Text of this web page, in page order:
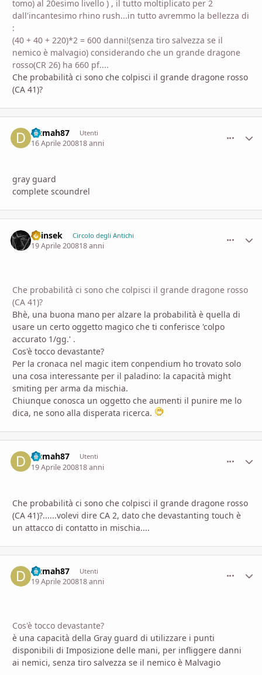
tomo) al 20esimo livello ) , il tutto moltiplicato per 2
dall'incantesimo rhino rush...in tutto avremmo la bellezza di
:
(40 + 40 + 220)*2 = 600 danni!(senza tiro salvezza se il
nemico è malvagio) considerando che un grande dragone
rosso(CR 26) ha 660 pf....
Che probabilità ci sono che colpisci il grande dragone rosso
(CA 41)?
Dumah87 Utenti
16 Aprile 200818 anni
gray guard
complete scoundrel
Shinsek Circolo degli Antichi
19 Aprile 200818 anni
Che probabilità ci sono che colpisci il grande dragone rosso
(CA 41)?
Bhè, una buona mano per alzare la probabilità è quella di
usare un certo oggetto magico che ti conferisce 'colpo
accurato 1/gg.' .
Cos'è tocco devastante?
Per la cronaca nel magic item conpendium ho trovato solo
una cosa interessante per il paladino: la capacità might
smiting per arma da mischia.
Chiunque conosca un oggetto che aumenti il punire me lo
dica, ne sono alla disperata ricerca.
Dumah87 Utenti
19 Aprile 200818 anni
Che probabilità ci sono che colpisci il grande dragone rosso
(CA 41)?......volevi dire CA 2, dato che devastanting touch è
un attacco di contatto in mischia....
Dumah87 Utenti
19 Aprile 200818 anni
Cos'è tocco devastante?
è una capacità della Gray guard di utilizzare i punti
disponibili di Imposizione delle mani, per infliggere danni
ai nemici, senza tiro salvezza se il nemico è Malvagio